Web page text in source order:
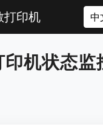
打印机 中
印机状态监